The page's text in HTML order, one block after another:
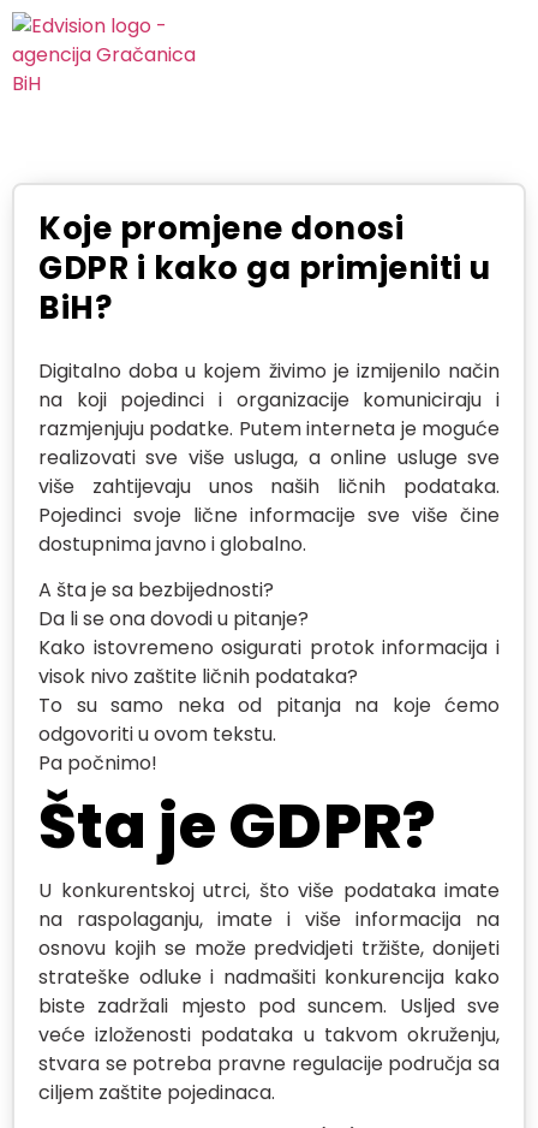
Koje promjene donosi
GDPR i kako ga primjeniti u
BiH?
Digitalno doba u kojem živimo je izmijenilo način
na koji pojedinci i organizacije komuniciraju i
razmjenjuju podatke. Putem interneta je moguće
realizovati sve više usluga, a online usluge sve
više zahtijevaju unos naših ličnih podataka.
Pojedinci svoje lične informacije sve više čine
dostupnima javno i globalno.
A šta je sa bezbijednosti?
Da li se ona dovodi u pitanje?
Kako istovremeno osigurati protok informacija i
visok nivo zaštite ličnih podataka?
To su samo neka od pitanja na koje ćemo
odgovoriti u ovom tekstu.
Pa počnimo!
Šta je GDPR?
U konkurentskoj utrci, što više podataka imate
na raspolaganju, imate i više informacija na
osnovu kojih se može predvidjeti tržište, donijeti
strateške odluke i nadmašiti konkurencija kako
biste zadržali mjesto pod suncem. Usljed sve
veće izloženosti podataka u takvom okruženju,
stvara se potreba pravne regulacije područja sa
ciljem zaštite pojedinaca.